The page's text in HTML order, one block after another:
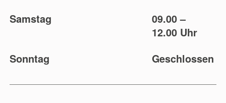
Samstag
09.00 –
12.00 Uhr
Sonntag
Geschlossen